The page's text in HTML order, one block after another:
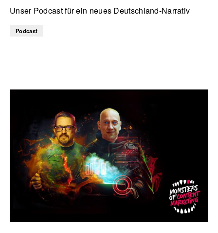
Unser Podcast für ein neues Deutschland-Narrativ
Podcast